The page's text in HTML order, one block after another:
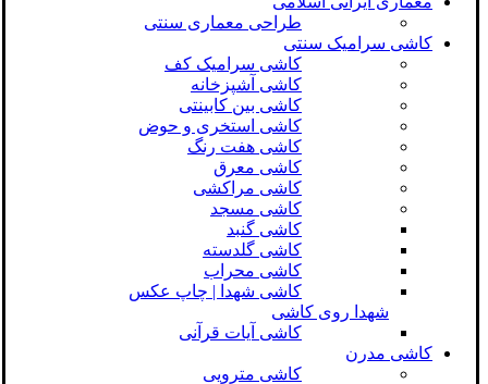
طراحی معماری سنتی
کاشی سرامیک سنتی
کاشی سرامیک کف
کاشی آشپزخانه
کاشی بین کابینتی
کاشی استخری و حوض
کاشی هفت رنگ
کاشی معرق
کاشی مراکشی
کاشی مسجد
کاشی گنبد
کاشی گلدسته
کاشی محراب
کاشی شهدا | چاپ عکس
شهدا روی کاشی
کاشی آیات قرآنی
کاشی مدرن
کاشی مترویی